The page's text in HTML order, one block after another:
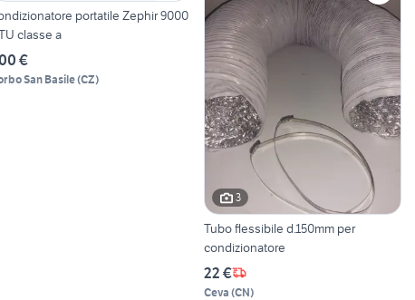
portatile Zephir 9000
classe a
€
San Basile(CZ)
3
Tubo flessibile d.150mm per
condizionatore
22 €
Ceva (CN)